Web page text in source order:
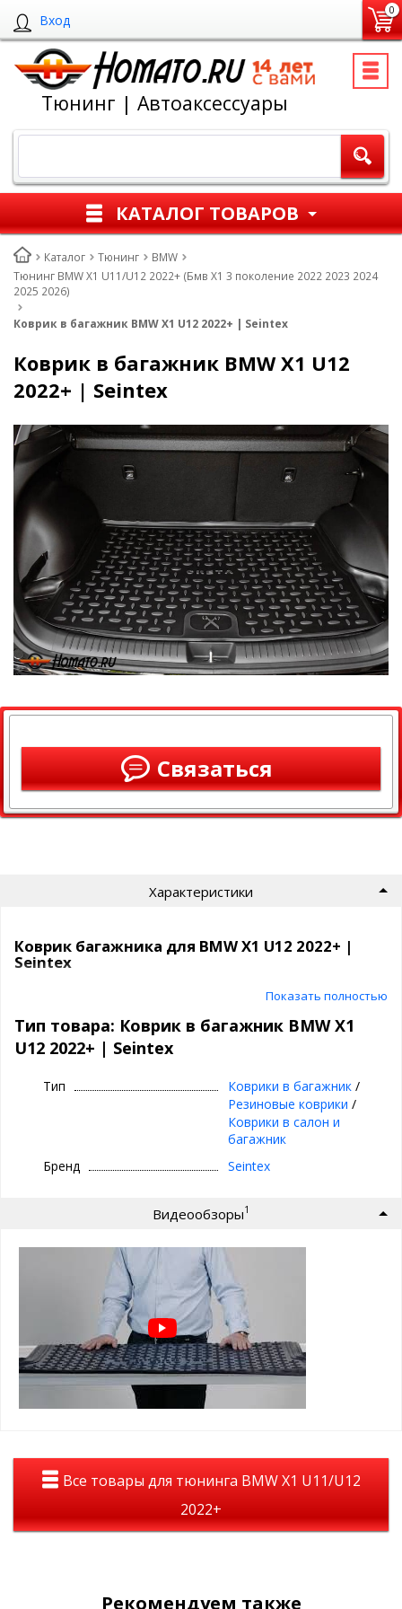
Вход
0
Тюнинг | Автоаксессуары
КАТАЛОГ ТОВАРОВ
Каталог Тюнинг
BMW
Тюнинг BMW X1 U11/U12 2022+ (Бмв Х1 3 поколение 2022 2023 2024
2025 2026)
Коврик в багажник BMW X1 U12 2022+ | Seintex
Коврик в багажник BMW X1 U12
2022+ | Seintex
Связаться
Характеристики
Коврик багажника для BMW X1 U12 2022+ |
Seintex
Фирменный коврик в багажник Seintex —
точное прилегание и надёжная защита
⊕ Идеально повторяет форму багажника
⊕ Высокие бортики защищают от
протекания грязи и воды
⊕ Эксплуатация круглый год: летом,
осенью, зимой и весной
⊕ Эластичный, износостойкий, легко
чистится
⊕ Материал — полиуретан, прочный и
практичный
Преимущества коврика багажника
Seintex для BMW X1 U12:
Идеальное прилегание к геометрии
багажного отделения BMW X1
Рельефная поверхность удерживает грязь
и предотвращает смещение груза
Не теряет эластичность даже при низких
температурах
Показать полностью
Тип товара: Коврик в багажник BMW X1
U12 2022+ | Seintex
Тип Коврики в багажник/
Резиновые коврики /
Коврики в салон и
багажник
Бренд
Seintex
Видеообзоры1
Все товары для тюнинга BMW X1 U11/U12
2022+
Рекомендуем также